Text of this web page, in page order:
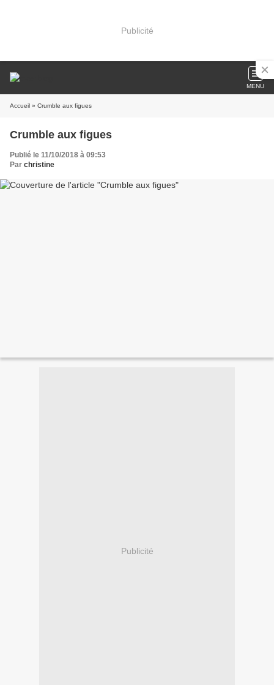
Publicité
MENU
Accueil » Crumble aux figues
Crumble aux figues
Publié le 11/10/2018 à 09:53
Par christine
Publicité